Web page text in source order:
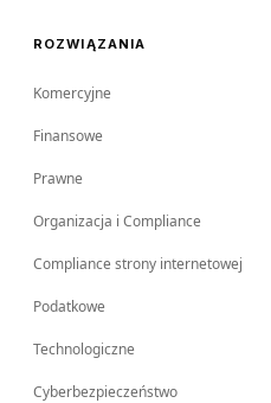
ROZWIĄZANIA
Komercyjne
Finansowe
Prawne
Organizacja i Compliance
Compliance strony internetowej
Podatkowe
Technologiczne
Cyberbezpieczeństwo